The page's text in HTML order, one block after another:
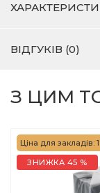
ВІДГУКІВ (0)
З ЦИМ
Ціна для закладів:
ЗНИЖКА 45 %